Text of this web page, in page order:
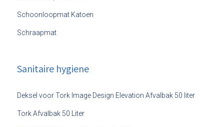
Schoonloopmat Katoen
Schraapmat
Sanitaire hygiene
Deksel voor Tork Image Design Elevation Afvalbak 50 liter
Tork Afvalbak 50 Liter